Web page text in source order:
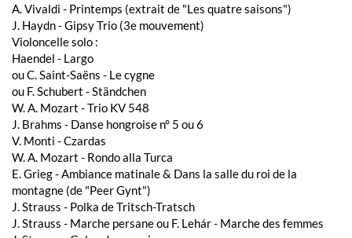
A. Vivaldi - Printemps (extrait de "Les quatre saisons")
J. Haydn - Gipsy Trio (3e mouvement)
Violoncelle solo :
Haendel - Largo
ou C. Saint-Saëns - Le cygne
ou F. Schubert - Ständchen
W. A. Mozart - Trio KV 548
J. Brahms - Danse hongroise n° 5 ou 6
V. Monti - Czardas
W. A. Mozart - Rondo alla Turca
E. Grieg - Ambiance matinale & Dans la salle du roi de la
montagne (de "Peer Gynt")
J. Strauss - Polka de Tritsch-Tratsch
J. Strauss - Marche persane ou F. Lehár - Marche des femmes